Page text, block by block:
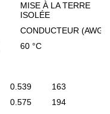
MISE À LA TERRE
ISOLÉE
CONDUCTEUR (AWG)
60 °C
0.539
163
0.575 194